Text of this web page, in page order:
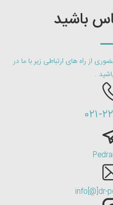
باشید
از راه های ارتباطی زیر با ما در
.
info[@]dr-